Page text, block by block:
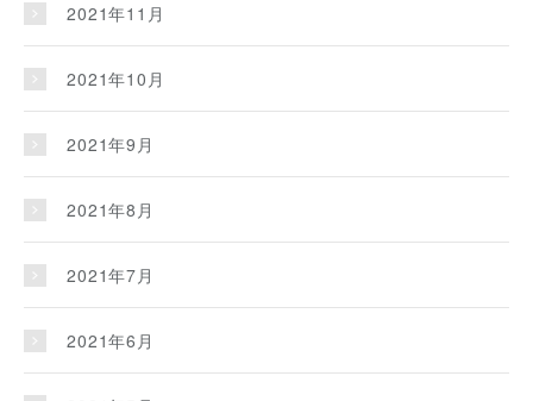
2021年11月
2021年10月
2021年9月
2021年8月
2021年7月
2021年6月